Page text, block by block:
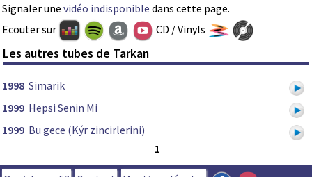
Signaler une vidéo indisponible dans cette page.
Ecouter sur
CD / Vinyls
Les autres tubes de Tarkan
1998 Simarik
1999 Hepsi Senin Mi
1999 Bu gece (Kýr zincirlerini)
1